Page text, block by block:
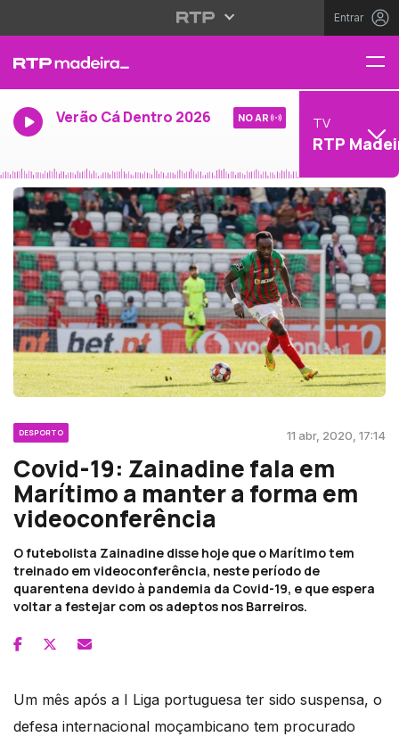
Entrar
Verão Cá Dentro 2026 NO AR TV
RTP
DESPORTO 11 abr, 2020, 17:14
Covid-19: Zainadine fala em
Marítimo a manter a forma em
videoconferência
O futebolista Zainadine disse hoje que o Marítimo tem
treinado em videoconferência, neste período de
quarentena devido à pandemia da Covid-19, e que espera
voltar a festejar com os adeptos nos Barreiros.
Um mês após a I Liga portuguesa ter sido suspensa, o
defesa internacional moçambicano tem procurado